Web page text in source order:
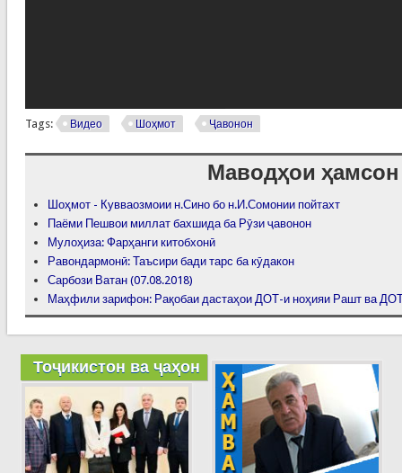
Tags: Видео Шоҳмот Ҷавонон
Маводҳои ҳамсон
Шоҳмот - Кувваозмоии н.Сино бо н.И.Сомонии пойтахт
Паёми Пешвои миллат бахшида ба Рӯзи ҷавонон
Мулоҳиза: Фарҳанги китобхонӣ
Равондармонӣ: Таъсири бади тарс ба кӯдакон
Сарбози Ватан (07.08.2018)
Маҳфили зарифон: Рақобаи дастаҳои ДОТ-и ноҳияи Рашт ва
Тоҷикистон ва ҷаҳон